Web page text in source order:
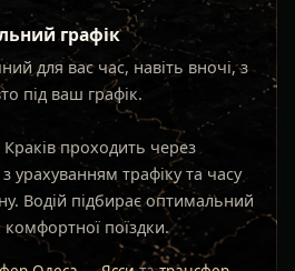
графік
для вас час, навіть вночі, з
під ваш графік.
проходить через
урахуванням трафіку та часу
Водій підбирає оптимальний
поїздки.